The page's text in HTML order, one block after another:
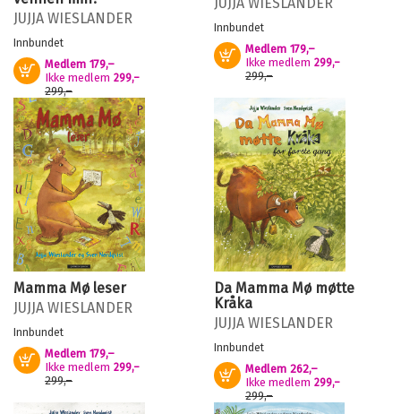
JUJJA WIESLANDER
Innbundet
Medlem 179,–
Ikke medlem 299,–
299,–
Kjøp
Innbundet
Medlem 179,–
Ikke medlem 299,–
299,–
Kjøp
Mamma Mø leser
JUJJA WIESLANDER
Innbundet
Medlem 179,–
Ikke medlem 299,–
299,–
Kjøp
Da Mamma Mø møtte
Kråka
JUJJA WIESLANDER
Innbundet
Medlem 262,–
Ikke medlem 299,–
299,–
Kjøp